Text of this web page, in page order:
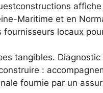
Maritime et en
locaux
tangibles.
:
fournie par un